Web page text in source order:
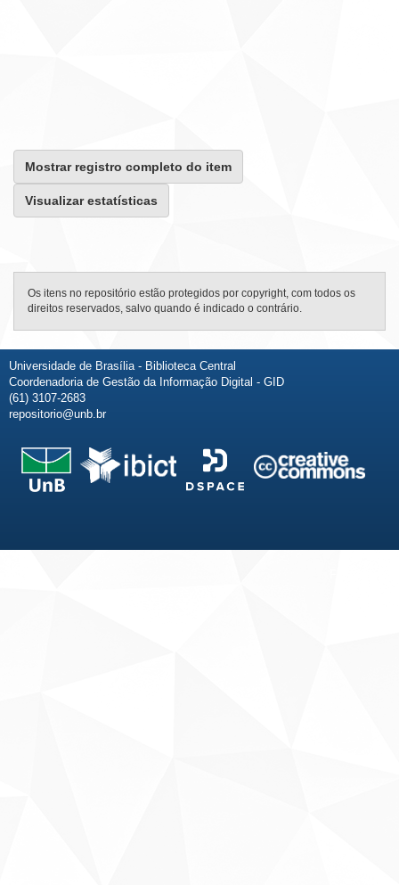
Mostrar registro completo do item
Visualizar estatísticas
Os itens no repositório estão protegidos por copyright, com todos os
direitos reservados, salvo quando é indicado o contrário.
Universidade de Brasília - Biblioteca Central
Coordenadoria de Gestão da Informação Digital - GID
(61) 3107-2683
repositorio@unb.br